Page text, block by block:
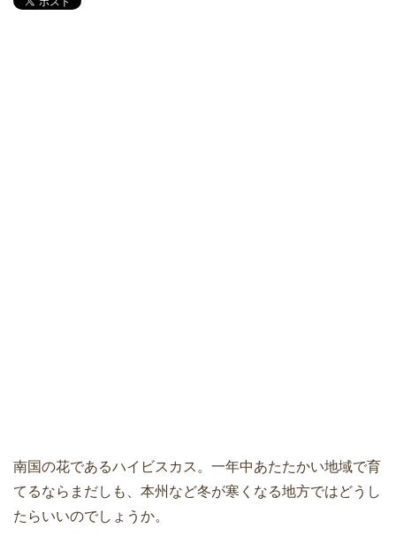
南国の花であるハイビスカス。一年中あたたかい地域で育
てるならまだしも、本州など冬が寒くなる地方ではどうし
たらいいのでしょうか。